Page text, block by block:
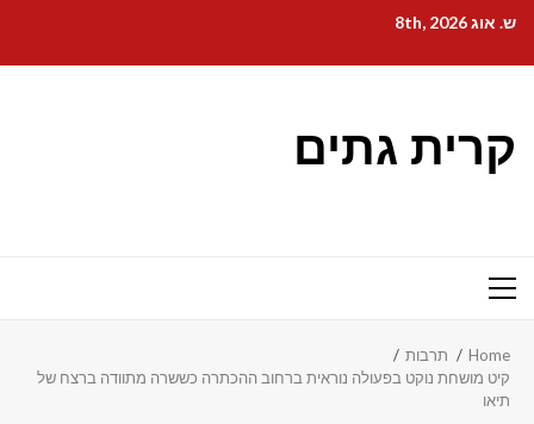
content
ש. אוג 8th, 2026
קרית גתים
Primary
Home
תרבות
קיט מושחת נוקט בפעולה נוראית ברחוב ההכתרה כששרה מתוודה ברצח של
תיאו